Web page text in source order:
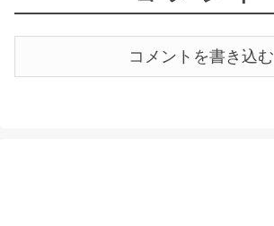
コメントを書き込む